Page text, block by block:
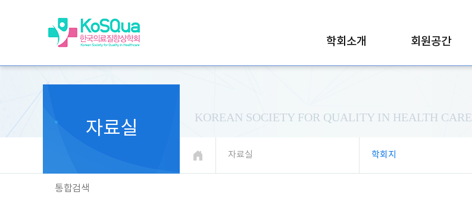
학회소개 회원공간
KOREAN SOCIETY FOR QUALITY IN HEALTH CARE
자료실 학회지
자료실
통합검색